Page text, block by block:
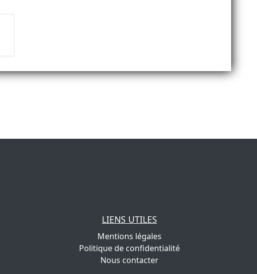
LIENS UTILES
Mentions légales
Politique de confidentialité
Nous contacter